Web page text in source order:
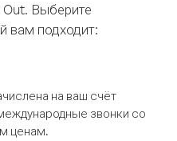
Выберите
вам подходит:
на ваш счёт
звонки со
ценам.